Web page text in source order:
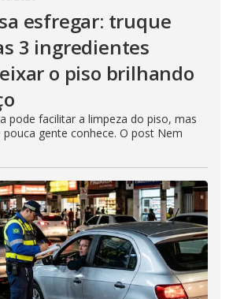
esfregar: truque
3 ingredientes
o piso brilhando
pode facilitar a limpeza do piso, mas
gente conhece. O post Nem